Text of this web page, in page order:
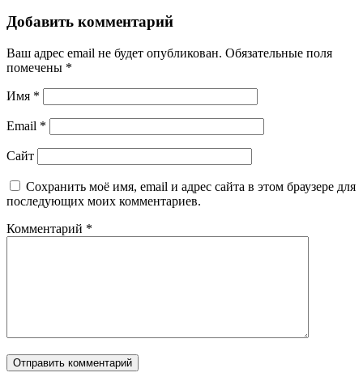
Добавить комментарий
Ваш адрес email не будет опубликован. Обязательные поля
помечены *
Имя *
Email *
Сайт
Сохранить моё имя, email и адрес сайта в этом браузере для
последующих моих комментариев.
Комментарий *